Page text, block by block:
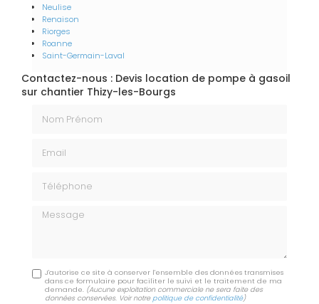
Neulise
Renaison
Riorges
Roanne
Saint-Germain-Laval
Contactez-nous : Devis location de pompe à gasoil
sur chantier Thizy-les-Bourgs
Message
J'autorise ce site à conserver l'ensemble des données transmises
dans ce formulaire pour faciliter le suivi et le traitement de ma
demande. (Aucune exploitation commerciale ne sera faite des
données conservées. Voir notre politique de confidentialité)